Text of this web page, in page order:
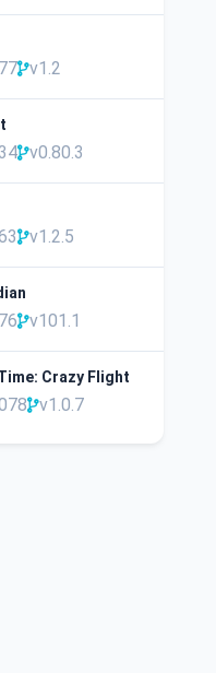
v1.2
v0.80.3
v1.2.5
v101.1
Crazy Flight
v1.0.7